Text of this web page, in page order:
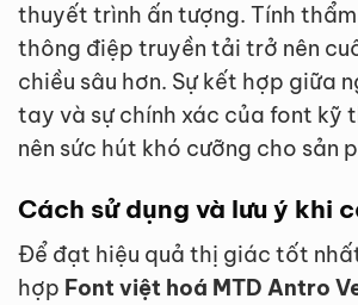
thuyết trình ấn tượng. Tính
thông điệp truyền tải trở nên
chiều sâu hơn. Sự kết hợp giữa
tay và sự chính xác của font kỹ
nên sức hút khó cưỡng cho sản
Cách sử dụng và lưu ý khi
Để đạt hiệu quả thị giác tốt
hợp Font việt hoá MTD Antro